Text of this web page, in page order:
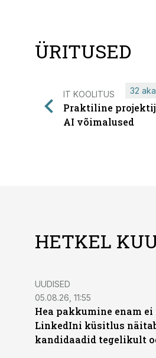
ÜRITUSED
IT KOOLITUS
Praktiline
AI võimalused
32
HETKEL
UUDISED
05.08.26, 11:55
Hea pakkumine enam ei
LinkedIni küsitlus
kandidaadid tegelikult